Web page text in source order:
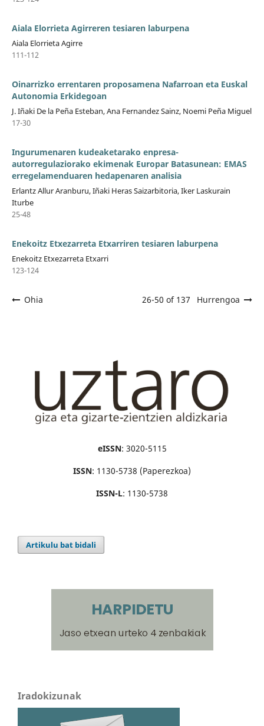
Aiala Elorrieta Agirreren tesiaren laburpena
Aiala Elorrieta Agirre
111-112
Oinarrizko errentaren proposamena Nafarroan eta Euskal
Autonomia Erkidegoan
J. Iñaki De la Peña Esteban, Ana Fernandez Sainz, Noemi Peña Miguel
17-30
Ingurumenaren kudeaketarako enpresa-
autorregulaziorako ekimenak Europar Batasunean: EMAS
erregelamenduaren hedapenaren analisia
Erlantz Allur Aranburu, Iñaki Heras Saizarbitoria, Iker Laskurain
Iturbe
25-48
Enekoitz Etxezarreta Etxarriren tesiaren laburpena
Enekoitz Etxezarreta Etxarri
123-124
Ohia 26-50 of 137 Hurrengoa
eISSN: 3020-5115
ISSN: 1130-5738 (Paperezkoa)
ISSN-L: 1130-5738
Artikulu bat bidali
Iradokizunak